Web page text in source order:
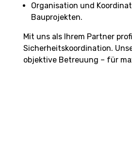
Organisation und
Bauprojekten.
Mit uns als Ihrem Partner
Sicherheitskoordination.
objektive Betreuung – für